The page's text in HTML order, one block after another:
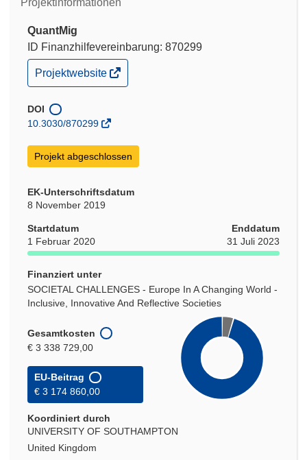
QuantMig
ID Finanzhilfevereinbarung: 870299
(öffnet
in
Fenster)
Projektwebsite
DOI
10.3030/870299
Projekt abgeschlossen
EK-Unterschriftsdatum
8 November 2019
Startdatum
1 Februar 2020
Enddatum
31 Juli 2023
Finanziert unter
SOCIETAL CHALLENGES - Europe In A Changing World -
Inclusive, Innovative And Reflective Societies
Gesamtkosten
€ 3 338 729,00
EU-Beitrag
€ 3 174 860,00
Koordiniert durch
UNIVERSITY OF SOUTHAMPTON
United Kingdom